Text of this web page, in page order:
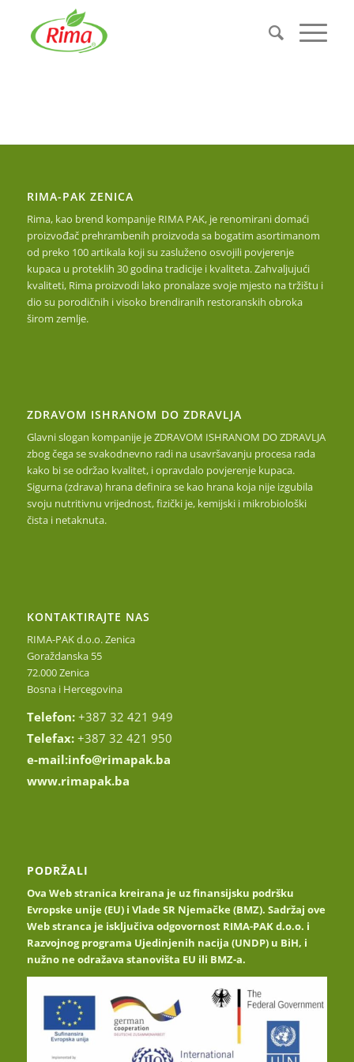
RIMA-PAK ZENICA
Rima, kao brend kompanije RIMA PAK, je renomirani domaći
proizvođač prehrambenih proizvoda sa bogatim asortimanom
od preko 100 artikala koji su zasluženo osvojili povjerenje
kupaca u proteklih 30 godina tradicije i kvaliteta. Zahvaljujući
kvaliteti, Rima proizvodi lako pronalaze svoje mjesto na tržištu i
dio su porodičnih i visoko brendiranih restoranskih obroka
širom zemlje.
ZDRAVOM ISHRANOM DO ZDRAVLJA
Glavni slogan kompanije je ZDRAVOM ISHRANOM DO ZDRAVLJA
zbog čega se svakodnevno radi na usavršavanju procesa rada
kako bi se održao kvalitet, i opravdalo povjerenje kupaca.
Sigurna (zdrava) hrana definira se kao hrana koja nije izgubila
svoju nutritivnu vrijednost, fizički je, kemijski i mikrobiološki
čista i netaknuta.
KONTAKTIRAJTE NAS
RIMA-PAK d.o.o. Zenica
Goraždanska 55
72.000 Zenica
Bosna i Hercegovina
Telefon: +387 32 421 949
Telefax: +387 32 421 950
e-mail:info@rimapak.ba
www.rimapak.ba
PODRŽALI
Ova Web stranica kreirana je uz finansijsku podršku
Evropske unije (EU) i Vlade SR Njemačke (BMZ). Sadržaj ove
Web stranca je isključiva odgovornost RIMA-PAK d.o.o. i
Razvojnog programa Ujedinjenih nacija (UNDP) u BiH, i
nužno ne odražava stanovišta EU ili BMZ-a.